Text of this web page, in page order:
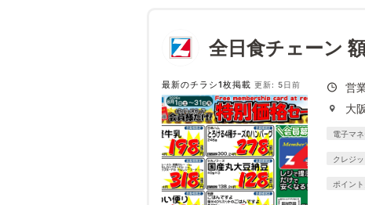
全日食チェーン
最新のチラシ1枚掲載 更新: 5日前
営
大
電子マ
クレジ
ポイン